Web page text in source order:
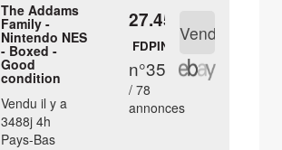
The Addams
Family -
Nintendo NES
- Boxed -
Good
condition
Vendu il y a
3488j 4h
Pays-Bas
27.45 €
FDPIN
n°35
/ 78
annonces